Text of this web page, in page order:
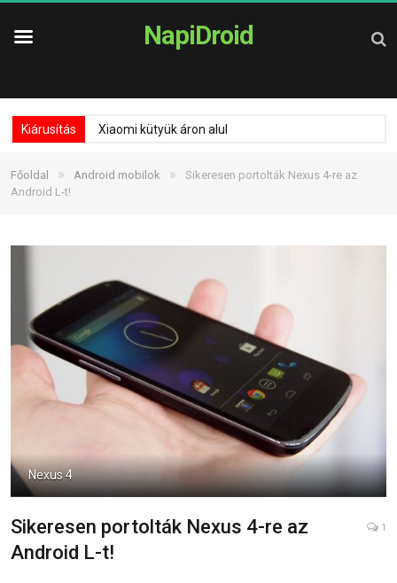
NapiDroid
Kiárusítás Xiaomi kütyük áron alul
Főoldal » Android mobilok »
Sikeresen portolták Nexus 4-re az
Android L-t!
Nexus 4
Sikeresen portolták Nexus 4-re az
Android L-t!
1